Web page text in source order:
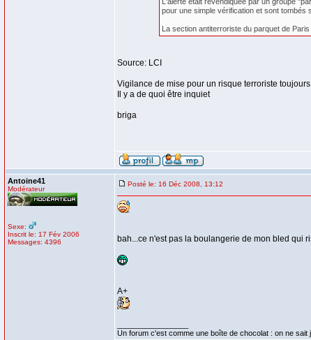
pour une simple vérification et sont tombés
La section antiterroriste du parquet de
Source: LCI
Vigilance de mise pour un risque terroriste
Il y a de quoi être inquiet
briga
Antoine41
Modérateur
Sexe:
Inscrit le: 17 Fév 2006
Messages: 4396
Posté le: 16 Déc 2008, 13:12
bah...ce n'est pas la boulangerie de mon bled qui
A+
Un forum c'est comme une boîte de chocolat : on ne sait